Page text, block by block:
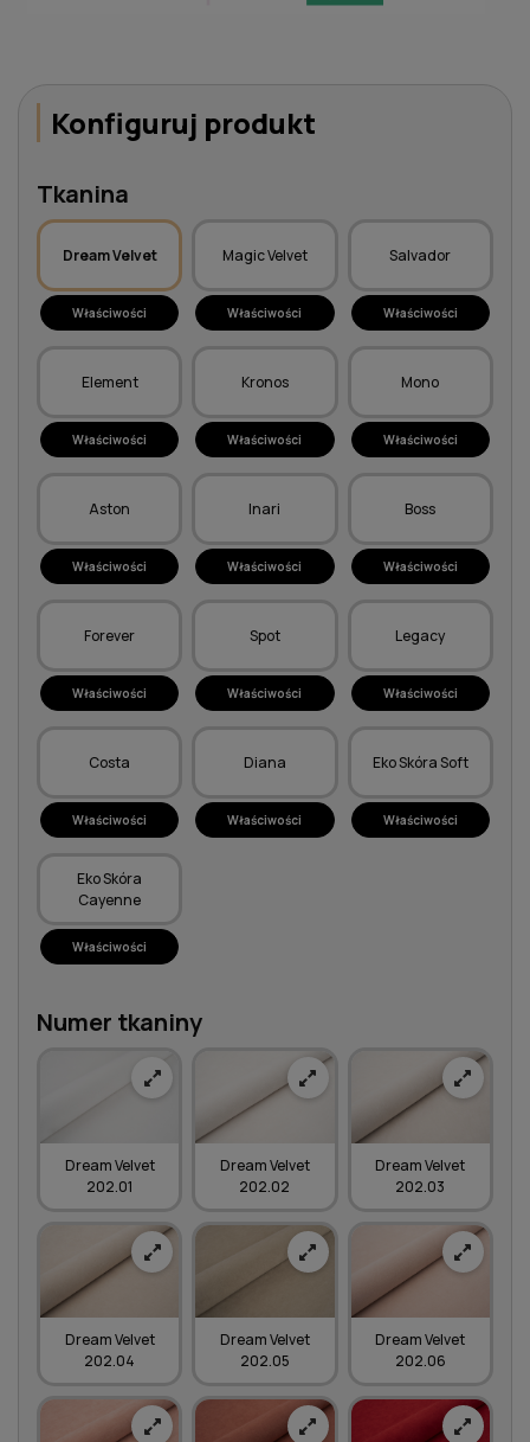
Konfiguruj produkt
Tkanina
Dream Velvet
Właściwości
Magic Velvet
Właściwości
Salvador
Właściwości
Element
Właściwości
Kronos
Właściwości
Mono
Właściwości
Aston
Właściwości
Inari
Właściwości
Boss
Właściwości
Forever
Właściwości
Spot
Właściwości
Legacy
Właściwości
Costa
Właściwości
Diana
Właściwości
Eko Skóra Soft
Właściwości
Eko Skóra
Cayenne
Właściwości
Numer tkaniny
Dream Velvet
202.01
Dream Velvet
202.02
Dream Velvet
202.03
Dream Velvet
202.04
Dream Velvet
202.05
Dream Velvet
202.06